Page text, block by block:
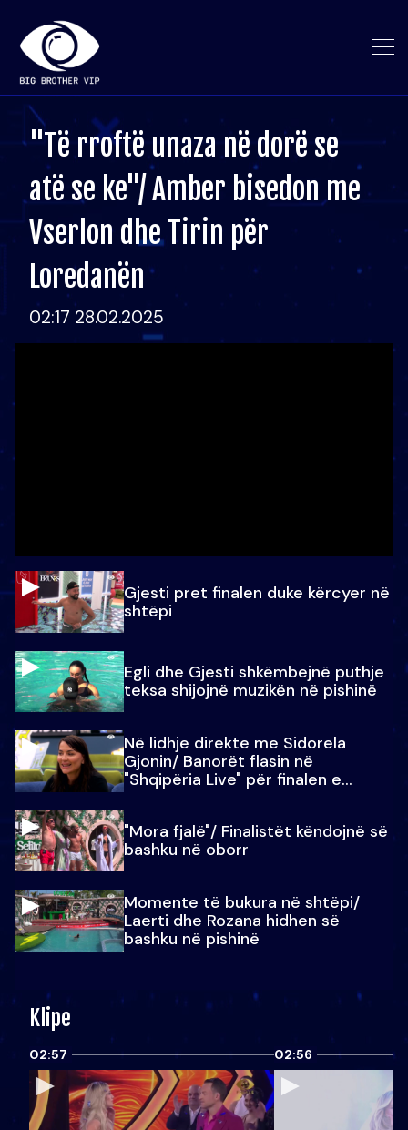
"Të rroftë unaza në dorë se
atë se ke"/ Amber bisedon me
Vserlon dhe Tirin për
Loredanën
02:17 28.02.2025
Gjesti pret finalen duke kërcyer në
shtëpi
Egli dhe Gjesti shkëmbejnë puthje
teksa shijojnë muzikën në pishinë
Në lidhje direkte me Sidorela
Gjonin/ Banorët flasin në
"Shqipëria Live" për finalen e
"Mora fjalë"/ Finalistët këndojnë së
bashku në oborr
Momente të bukura në shtëpi/
Laerti dhe Rozana hidhen së
bashku në pishinë
Klipe
02:57 02:56